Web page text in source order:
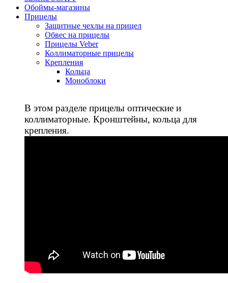
Обоймы-магазины
Прицелы
Защитные чехлы на прицел
Обвес на прицелы
Прицелы Veber
Коллиматорные прицелы
Крепления
Кольца
Моноблоки
В этом разделе прицелы оптические и
коллиматорные. Кронштейны, кольца для
крепления.